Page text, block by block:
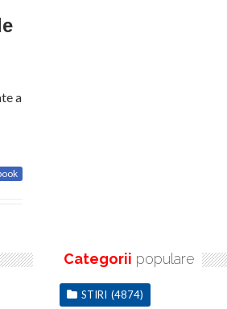
a
Categorii populare
STIRI (4874)